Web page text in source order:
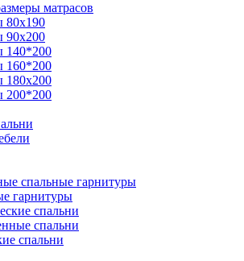
матрасов
80x190
90x200
140*200
160*200
180x200
200*200
спальные гарнитуры
гарнитуры
спальни
спальни
спальни